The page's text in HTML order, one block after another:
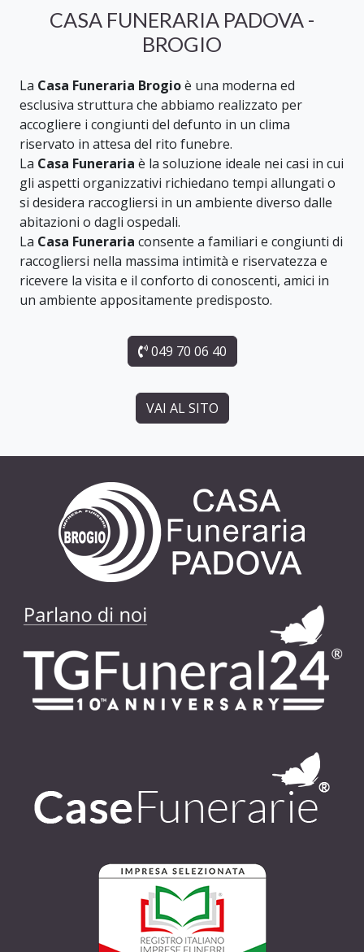
CASA FUNERARIA PADOVA -
BROGIO
La Casa Funeraria Brogioè una moderna ed
esclusiva struttura che abbiamo realizzato per
accogliere i congiunti del defunto in un clima
riservato in attesa del rito funebre.
La Casa Funeraria è la soluzione ideale nei casi in cui
gli aspetti organizzativi richiedano tempi allungati o
si desidera raccogliersi in un ambiente diverso dalle
abitazioni o dagli ospedali.
La Casa Funeraria consente a familiari e congiunti di
raccogliersi nella massima intimità e riservatezza e
ricevere la visita e il conforto di conoscenti, amici in
un ambiente appositamente predisposto.
049 70 06 40
VAI AL SITO